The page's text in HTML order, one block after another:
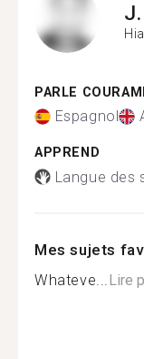
J.
PARLE
Espagnol
APPREND
Langue des
Mes sujets
Whateve... Lire